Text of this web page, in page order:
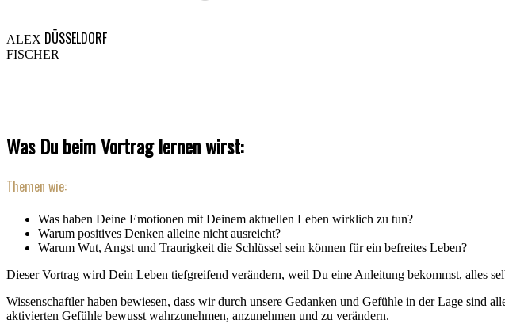
ALEX DÜSSELDORF
FISCHER
Was Du beim Vortrag lernen wirst:
Themen wie:
Was haben Deine Emotionen mit Deinem aktuellen Leben wirklich zu tun?
Warum positives Denken alleine nicht ausreicht?
Warum Wut, Angst und Traurigkeit die Schlüssel sein können für ein befreites Leben?
Dieser Vortrag wird Dein Leben tiefgreifend verändern, weil Du eine Anleitung bekommst, alles
Wissenschaftler haben bewiesen, dass wir durch unsere Gedanken und Gefühle in der Lage sind
aktivierten Gefühle bewusst wahrzunehmen, anzunehmen und zu verändern.